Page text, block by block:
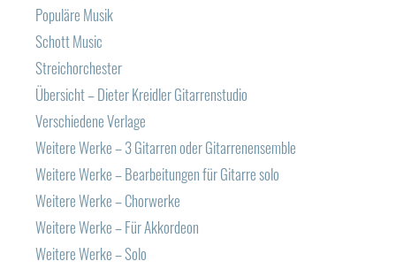
Populäre Musik
Schott Music
Streichorchester
Übersicht – Dieter Kreidler Gitarrenstudio
Verschiedene Verlage
Weitere Werke – 3 Gitarren oder Gitarrenensemble
Weitere Werke – Bearbeitungen für Gitarre solo
Weitere Werke – Chorwerke
Weitere Werke – Für Akkordeon
Weitere Werke – Solo